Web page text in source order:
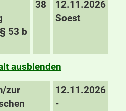
53 b
38
12.11.2026
Soest
ausblenden
zur
12.11.2026
-